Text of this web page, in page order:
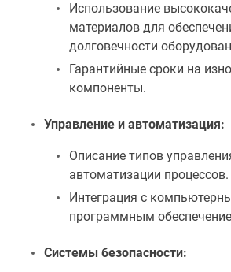
Использование
материалов для
долговечности
Гарантийные сроки на
компоненты.
Управление и автоматизация:
Описание типов
автоматизации процессов.
Интеграция с
программным
Системы безопасности: